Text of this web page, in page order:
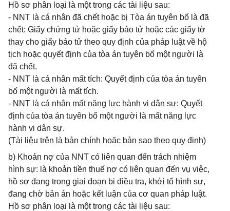
Hồ sơ phân loại là một trong các tài liệu sau:
- NNT là cá nhân đã chết hoặc bị Tòa án tuyên bố là đã
chết: Giấy chứng tử hoặc giấy báo tử hoặc các giấy tờ
thay cho giấy báo tử theo quy định của pháp luật về hộ
tịch hoặc quyết định của tòa án tuyên bố một người là
đã chết.
- NNT là cá nhân mất tích: Quyết định của tòa án tuyên
bố một người là mất tích.
- NNT là cá nhân mất năng lực hành vi dân sự: Quyết
định của tòa án tuyên bố một người là mất năng lực
hành vi dân sự.
(Tài liệu trên là bản chính hoặc bản sao theo quy định)
b) Khoản nợ của NNT có liên quan đến trách nhiệm
hình sự: là khoản tiền thuế nợ có liên quan đến vụ việc,
hồ sơ đang trong giai đoạn bị điều tra, khởi tố hình sự,
đang chờ bản án hoặc kết luận của cơ quan pháp luật.
Hồ sơ phân loại là một trong các tài liệu sau: